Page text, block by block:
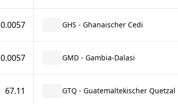
0.0057 GHS - Ghanaischer Cedi
0.0057 GMD - Gambia-Dalasi
67.11 GTQ - Guatemaltekischer Quetzal